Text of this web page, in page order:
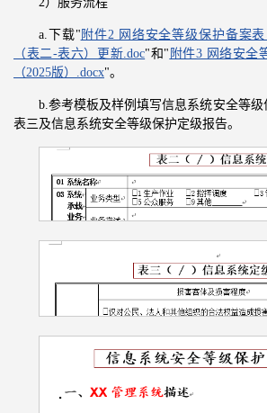
a.下载" 附件2 网络安全等级保护备案
（表二-表六）更新.doc"和" 附件3 网络安全
（2025版）.docx"。
b.参考模板及样例填写信息系统安全等级
表三及信息系统安全等级保护定级报告。